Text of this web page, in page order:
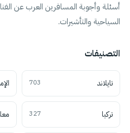
أسئلة وأجوبة المسافرين العرب عن
السياحية والتأشيرات.
التصنيفات
تايلاند 703
تركيا 327